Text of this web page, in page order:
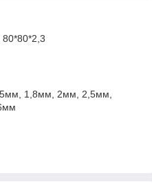
1,8мм, 2мм, 2,5мм,